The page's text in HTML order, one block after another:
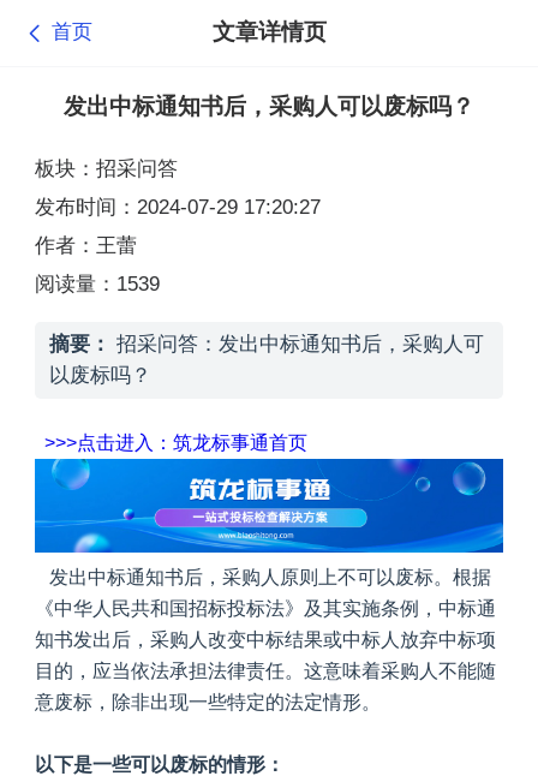
首页 文章详情页
发出中标通知书后，采购人可以废标吗？
板块：招采问答
发布时间：2024-07-29 17:20:27
作者：王蕾
阅读量：1539
摘要： 招采问答：发出中标通知书后，采购人可
以废标吗？
>>>点击进入：筑龙标事通首页
发出中标通知书后，采购人原则上不可以废标。根据
《中华人民共和国招标投标法》及其实施条例，中标通
知书发出后，采购人改变中标结果或中标人放弃中标项
目的，应当依法承担法律责任。这意味着采购人不能随
意废标，除非出现一些特定的法定情形。
以下是一些可以废标的情形：